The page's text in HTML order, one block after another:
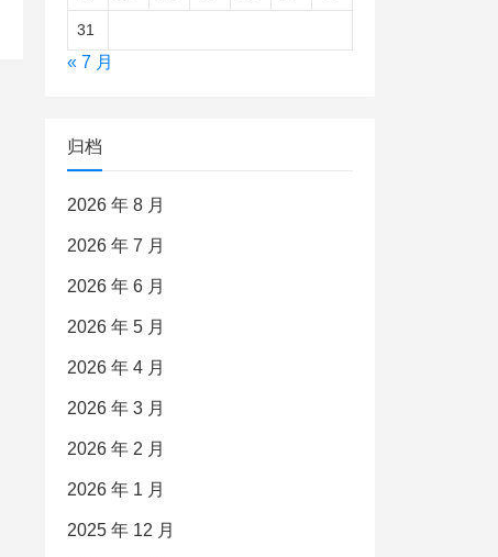
31
« 7 月
归档
2026 年 8 月
2026 年 7 月
2026 年 6 月
2026 年 5 月
2026 年 4 月
2026 年 3 月
2026 年 2 月
2026 年 1 月
2025 年 12 月